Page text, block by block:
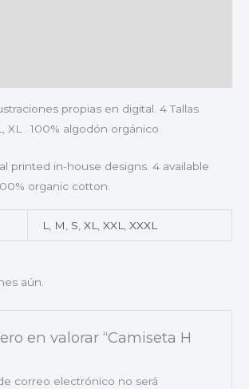
propias en digital. 4 Tallas
XL . 100% algodón orgánico.
printed in-house designs. 4 available
organic cotton.
L, M, S,XL,XXL,XXXL
aún.
en valorar “Camiseta H
correo electrónico no será